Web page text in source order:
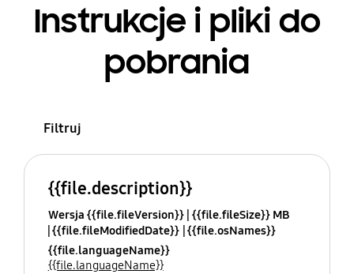
Instrukcje i pliki do
pobrania
Filtruj
{{file.description}}
Wersja {{file.fileVersion}} {{file.fileSize}} MB
{{file.fileModifiedDate}} {{file.osNames}}
{{file.languageName}}
{{file.languageName}}